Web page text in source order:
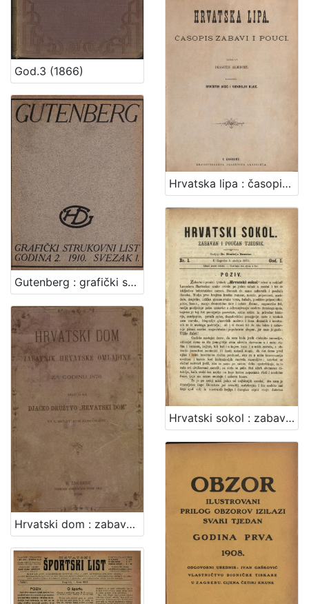
God.3 (1866)
Gutenberg : grafički strukovni list / uredjuje Stjepan Boranić
Hrvatska lipa : časopis zabavi i pouci / odgovorni urednik Dragutin Jagić
Hrvatski dom : zabavnik hrvatske omladine za godinu ...
Hrvatski sokol : zabavan i poučan tjednik / uredjuje Dimitrija Demeter